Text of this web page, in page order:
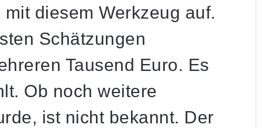
diesem Werkzeug auf.
Schätzungen
Tausend Euro. Es
Ob noch weitere
ist nicht bekannt. Der